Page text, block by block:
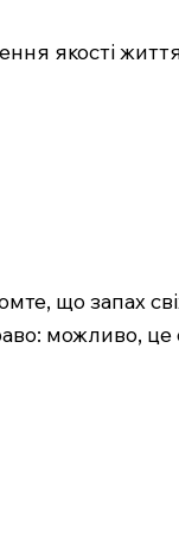
якості
що запах
можливо, це